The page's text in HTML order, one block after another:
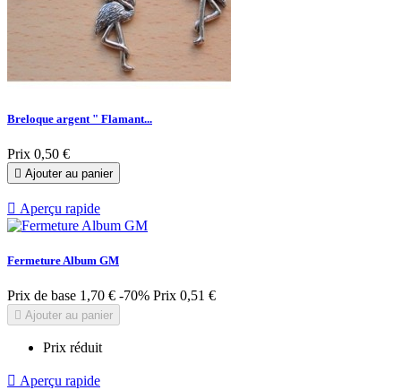
Breloque argent " Flamant...
Prix 0,50 €
 Ajouter au panier
 Aperçu rapide
Fermeture Album GM
Prix de base 1,70 € -70% Prix 0,51 €
 Ajouter au panier
Prix réduit
 Aperçu rapide